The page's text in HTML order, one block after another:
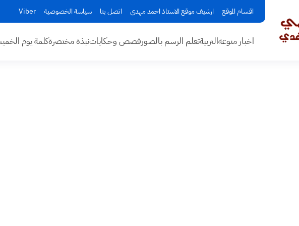
اقسام الموقع ارشيف موقع الاستاذ احمد مهدي اتصل بنا سياسة الخصوصية Viber
اخبار منوعهالتربيةتعلم الرسم بالصورقصص وحكاياتنبذة مختصرةكلمة يوم